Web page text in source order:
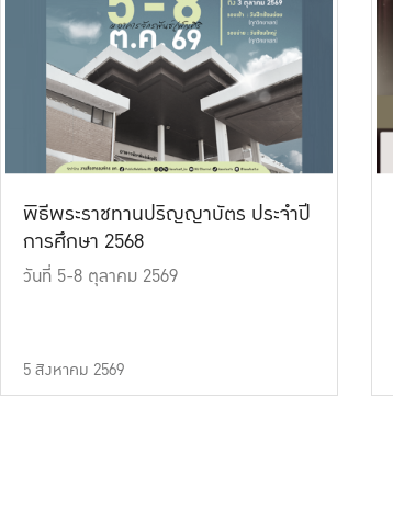
พิธีพระราชทานปริญญาบัตร ประจำปี
การศึกษา 2568
วันที่ 5-8 ตุลาคม 2569
5 สิงหาคม 2569